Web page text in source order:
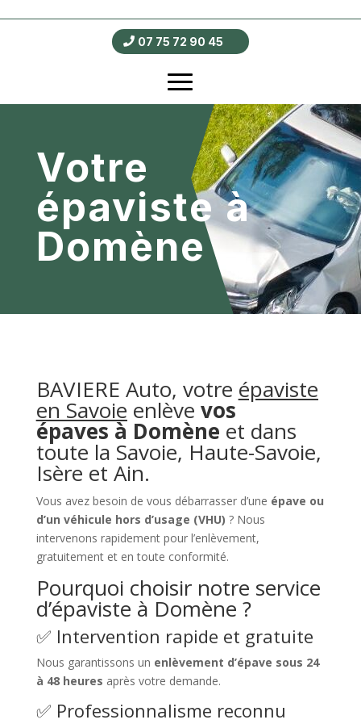
07 75 72 90 45
Votre
épaviste à
Domène
BAVIERE Auto, votre épaviste
en Savoie enlève vos
épaves àDomène et dans
toute la Savoie, Haute-Savoie,
Isère et Ain.
Vous avez besoin de vous débarrasser d’une épave ou
d’un véhicule hors d’usage (VHU) ? Nous
intervenons rapidement pour l’enlèvement,
gratuitement et en toute conformité.
Pourquoi choisir notre service
d’épaviste à Domène ?
✅ Intervention rapide et gratuite
Nous garantissons un enlèvement d’épave sous 24
à 48 heures après votre demande.
✅ Professionnalisme reconnu